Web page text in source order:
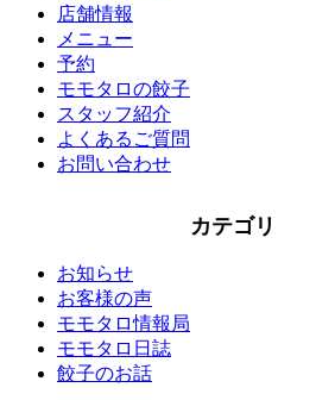
店舗情報
メニュー
予約
モモタロの餃子
スタッフ紹介
よくあるご質問
お問い合わせ
カテゴリ
お知らせ
お客様の声
モモタロ情報局
モモタロ日誌
餃子のお話